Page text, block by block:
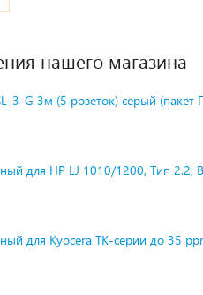
нашего магазина
3-G 3м (5 розеток) серый (пакет П
для HP LJ 1010/1200, Тип 2.2,
для Kyocera TK-серии до 35